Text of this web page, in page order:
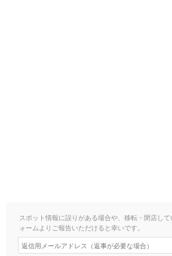
スポット情報に誤りがある場合や、移転・閉店し
ォームよりご報告いただけると幸いです。